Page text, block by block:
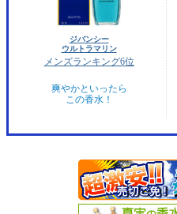
ジバンシー
ウルトラマリン
メンズランキング6位
爽やかといったら
この香水！